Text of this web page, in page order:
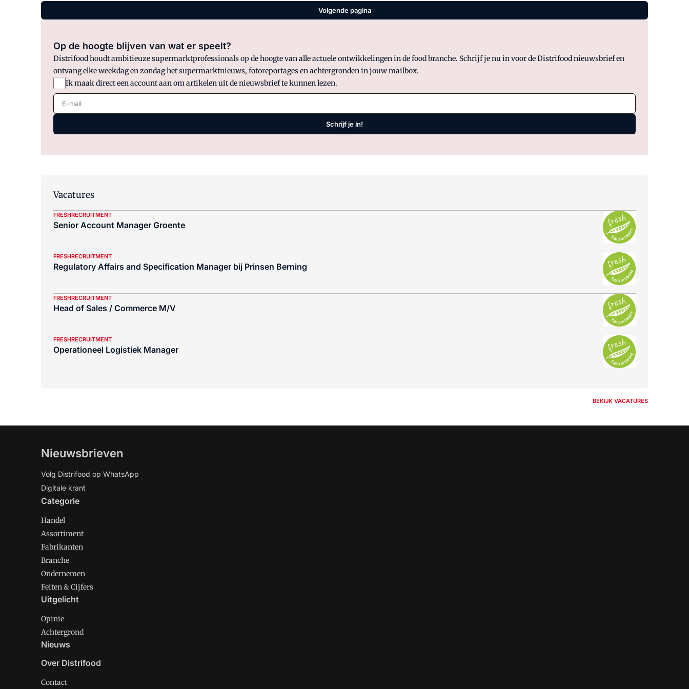
Volgende pagina
Op de hoogte blijven van wat er speelt?
Distrifood houdt ambitieuze supermarktprofessionals op de hoogte van alle actuele ontwikkelingen in de food branche. Schrijf je nu in voor de Distrifood nieuwsbrief en
ontvang elke weekdag en zondag het supermarktnieuws, fotoreportages en achtergronden in jouw mailbox.
Ik maak direct een account aan om artikelen uit de nieuwsbrief te kunnen lezen.
E-mail
Schrijf je in!
Vacatures
FRESHRECRUITMENT
Senior Account Manager Groente
FRESHRECRUITMENT
Regulatory Affairs and Specification Manager bij Prinsen Berning
FRESHRECRUITMENT
Head of Sales / Commerce M/V
FRESHRECRUITMENT
Operationeel Logistiek Manager
BEKIJK VACATURES
Nieuwsbrieven
Volg Distrifood op WhatsApp
Digitale krant
Categorie
Handel
Assortiment
Fabrikanten
Branche
Ondernemen
Feiten & Cijfers
Uitgelicht
Opinie
Achtergrond
Nieuws
Over Distrifood
Contact